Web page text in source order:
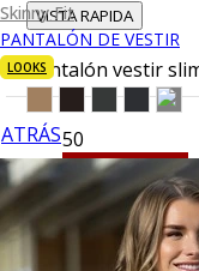
Skinny Fit
PANTALÓN DE VESTIR
LOOKS
ATRÁS
VISTA RAPIDA
Pantalón vestir
$45.50
TU TERCERA PRENDA GRATIS
VISTA RAPIDA